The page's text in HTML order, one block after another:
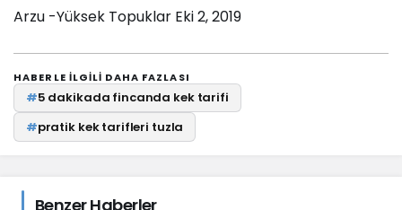
Arzu -Yüksek Topuklar Eki 2, 2019
HABERLE ILGILI DAHA FAZLASI
#5 dakikada fincanda kek tarifi
#pratik kek tarifleri tuzla
Benzer Haberler